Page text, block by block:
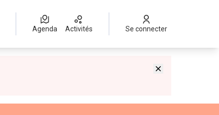
Agenda Activités Se connecter